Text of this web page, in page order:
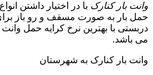
وانت بار کنارک با در اختیار داشتن
حمل بار به صورت مسقف و رو باز
دربستی با بهترین نرخ کرایه حمل
می باشد.
وانت بار کنارک به شهرستان